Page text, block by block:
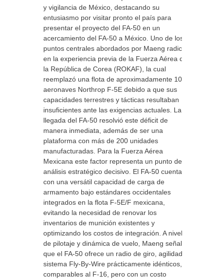
y vigilancia de México, destacando su
entusiasmo por visitar pronto el país para
presentar el proyecto del FA-50 en un
acercamiento del FA-50 a México. Uno de los
puntos centrales abordados por Maeng radica
en la experiencia previa de la Fuerza Aérea de
la República de Corea (ROKAF), la cual
reemplazó una flota de aproximadamente 100
aeronaves Northrop F-5E debido a que sus
capacidades terrestres y tácticas resultaban
insuficientes ante las exigencias actuales. La
llegada del FA-50 resolvió este déficit de
manera inmediata, además de ser una
plataforma con más de 200 unidades
manufacturadas. Para la Fuerza Aérea
Mexicana este factor representa un punto de
análisis estratégico decisivo. El FA-50 cuenta
con una versátil capacidad de carga de
armamento bajo estándares occidentales
integrados en la flota F-5E/F mexicana,
evitando la necesidad de renovar los
inventarios de munición existentes y
optimizando los costos de integración. A nivel
de pilotaje y dinámica de vuelo, Maeng señaló
que el FA-50 ofrece un radio de giro, agilidad y
sistema Fly-By-Wire prácticamente idénticos,
comparables al F-16, pero con un costo